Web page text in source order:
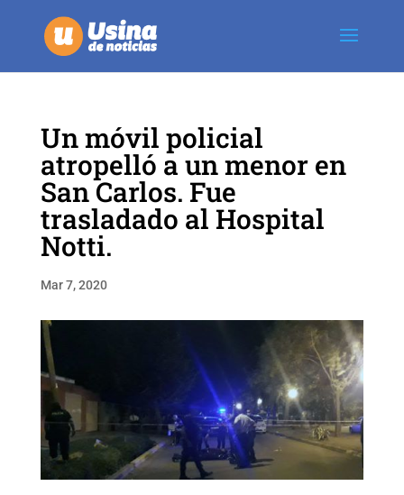
Un móvil policial
atropelló a un menor en
San Carlos. Fue
trasladado al Hospital
Notti.
Mar 7, 2020